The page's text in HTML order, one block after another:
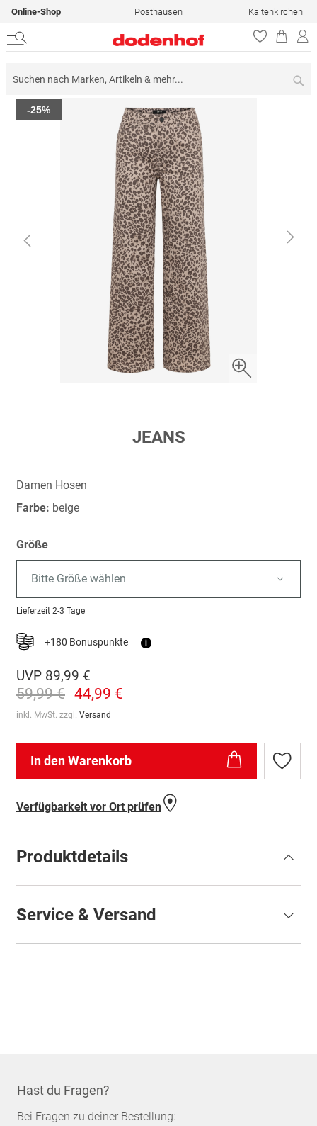
Online-Shop Posthausen Kaltenkirchen
Zum
Ende
-25%
springen
JEANS
Damen Hosen
Farbe: beige
Größe
Bitte Größe wählen
Lieferzeit 2-3 Tage
+180 Bonuspunkte i
UVP 89,99 €
59,99 € 44,99 €
inkl. MwSt. zzgl. Versand
In den Warenkorb
Zur
Verfügbarkeit vor Ort prüfen
Produktdetails
Service & Versand
Hast du Fragen?
Bei Fragen zu deiner Bestellung: